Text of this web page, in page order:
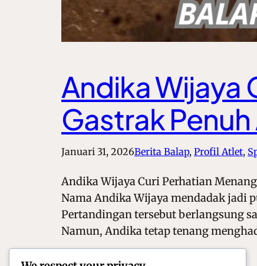
Andika Wijaya
Gastrak Penuh
Januari 31, 2026Berita Balap, Profil Atlet,
Andika Wijaya Curi Perhatian
Nama Andika Wijaya mendadak jadi
Pertandingan tersebut berlangsung
Namun, Andika tetap tenang